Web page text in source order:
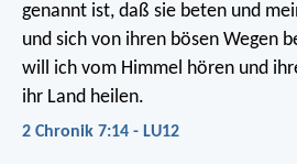
genannt ist, daß sie beten und
und sich von ihren bösen Wegen
will ich vom Himmel hören und
ihr Land heilen.
2 Chronik 7:14 - LU12